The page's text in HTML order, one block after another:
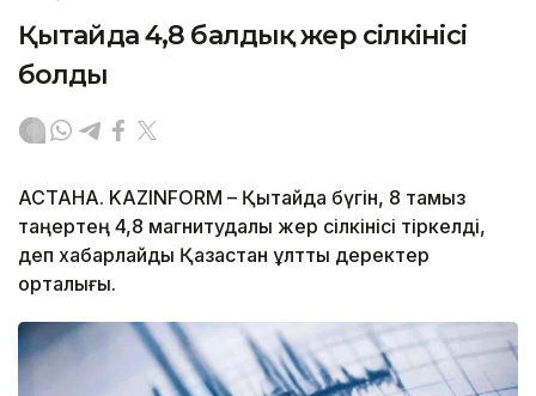
Қытайда 4,8 балдық жер сілкінісі
болды
АСТАНА. KAZINFORM – Қытайда бүгін, 8 тамыз
таңертең 4,8 магнитудалы жер сілкінісі тіркелді,
деп хабарлайды Қазақстан ұлттық деректер
орталығы.